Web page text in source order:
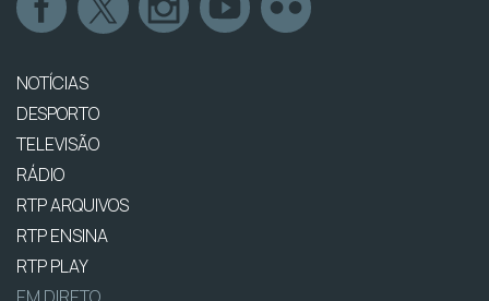
NOTÍCIAS
DESPORTO
TELEVISÃO
RÁDIO
RTP ARQUIVOS
RTP ENSINA
RTP PLAY